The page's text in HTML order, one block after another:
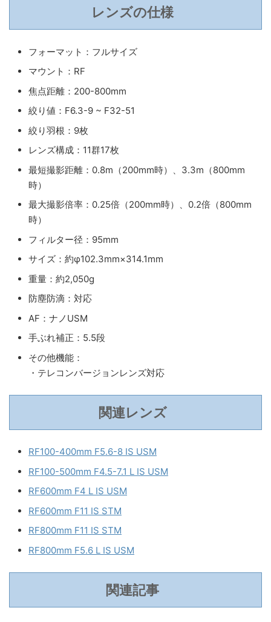
レンズの仕様
フォーマット：フルサイズ
マウント：RF
焦点距離：200-800mm
絞り値：F6.3-9 ~ F32-51
絞り羽根：9枚
レンズ構成：11群17枚
最短撮影距離：0.8m（200mm時）、3.3m（800mm
時）
最大撮影倍率：0.25倍（200mm時）、0.2倍（800mm
時）
フィルター径：95mm
サイズ：約φ102.3mm×314.1mm
重量：約2,050g
防塵防滴：対応
AF：ナノUSM
手ぶれ補正：5.5段
その他機能：
・テレコンバージョンレンズ対応
関連レンズ
RF100-400mm F5.6-8 IS USM
RF100-500mm F4.5-7.1 L IS USM
RF600mm F4 L IS USM
RF600mm F11 IS STM
RF800mm F11 IS STM
RF800mm F5.6 L IS USM
関連記事